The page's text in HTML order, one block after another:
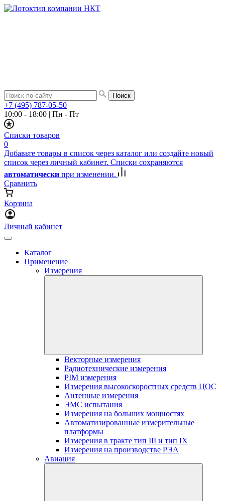
+7 (495) 787-05-50
10:00 - 18:00 | Пн - Пт
Списки товаров
0
Добавьте товары в список через каталог или создайте новый
список через личный кабинет. Списки сохраняются
автоматически при изменении.
Сравнить
Корзина
Личный кабинет
Каталог
Применение
Измерения
Векторные измерения
Радиотехнические измерения
PIM измерения
Измерения высокоскоростных средств ЦОС
Антенные измерения
ЭМС испытания
Измерения на больших мощностях
Автоматизированные измерительные
платформы
Измерения в тракте тип III и тип IX
Измерения на производстве РЭА
Авиация